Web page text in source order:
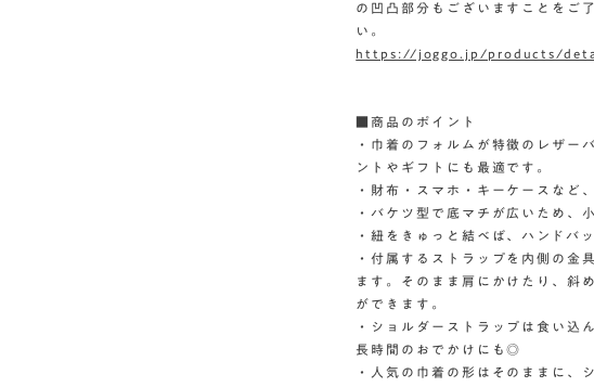
の凹凸部分もございますことをご
い。
https://joggo.jp/products/
■商品のポイント
・巾着のフォルムが特徴のレザー
ントやギフトにも最適です。
・財布・スマホ・キーケースなど
・バケツ型で底マチが広いため、
・紐をきゅっと結べば、ハンドバ
・付属するストラップを内側の金
ます。そのまま肩にかけたり、斜
ができます。
・ショルダーストラップは食い込
長時間のおでかけにも◎
・人気の巾着の形はそのままに、